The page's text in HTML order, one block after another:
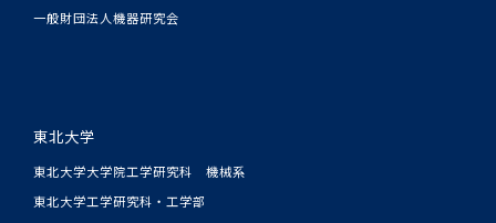
一般財団法人機器研究会
東北大学
東北大学大学院工学研究科 機械系
東北大学工学研究科・工学部